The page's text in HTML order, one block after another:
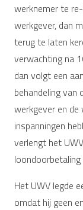
werknemer te
werkgever, dan
terug te laten
verwachting na
dan volgt een
behandeling van
werkgever en
inspanningen
verlengt het
Het UWV legde
omdat hij geen